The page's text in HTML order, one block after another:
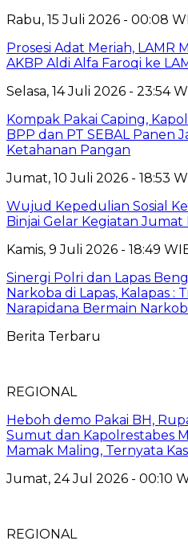
Rabu, 15 Juli 2026 - 00:08
Prosesi Adat Meriah, LAMR
AKBP Aldi Alfa Faroqi ke
Selasa, 14 Juli 2026 - 23:54
Kompak Pakai Caping,
BPP dan PT SEBAL Panen
Ketahanan Pangan
Jumat, 10 Juli 2026 - 18:53
Wujud Kepedulian Sosial
Binjai Gelar Kegiatan Jumat
Kamis, 9 Juli 2026 - 18:49
Sinergi Polri dan Lapas
Narkoba di Lapas, Kalapas
Narapidana Bermain
Berita Terbaru
REGIONAL
Heboh demo Pakai BH,
Sumut dan Kapolrestabes
Mamak Maling, Ternyata
Jumat, 24 Jul 2026 - 00:10
REGIONAL